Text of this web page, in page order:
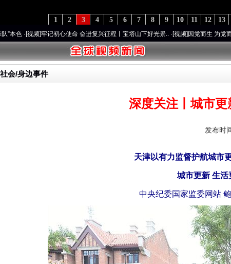
13
12
11
10
9
8
7
6
5
4
3
2
1
频]牢记初心使命 奋进复兴征程丨宝塔山下好光景..·[视频]因党而生 为党而战——百
社会/身边事件
深度关注丨城市
发布时
天津以有力监督护航城市
城市更新 生活
中央纪委国家监委网站